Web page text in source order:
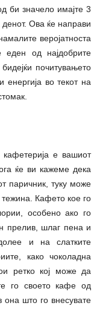
би значело имајте 3
Ова ќе направи
веројатноста
од најдобрите
почитувањето
во текот на
е вашиот
ќе ви кажеме дека
паричник, туку може
Кафето кое го
особено ако го
прелив, шлаг пена и
и на слатките
како чоколадна
ретко кој може да
го своето кафе од
она што го внесувате